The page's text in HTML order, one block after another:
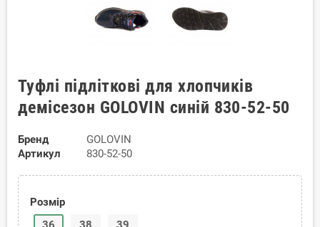
Туфлі підліткові для хлопчиків
демісезон GOLOVIN синій 830-52-50
Бренд
GOLOVIN
Артикул
830-52-50
Розмір